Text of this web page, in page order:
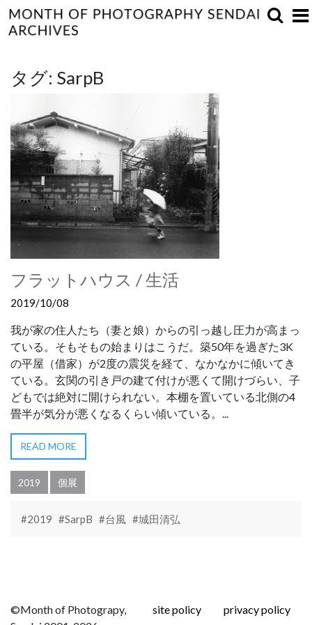
タグ: SarpB
フラットハウス / 生活
2019/10/08
我が家の住人たち（妻と娘）からの引っ越し圧力が高まっ
ている。そもそもの始まりはこうだ。築50年を過ぎた3K
の平屋（借家）が2度の震災を経て、なかなかに傾いてき
ている。玄関の引き戸の建て付けが悪くて開けづらい、子
どもでは絶対に開けられない。本棚を置いている北側の4
畳半が気分が悪くなるくらい傾いている。...
READ MORE
2019 個展
#2019 #SarpB #台風 #城田清弘
privacy policy
site policy
©Month of Photograpy,